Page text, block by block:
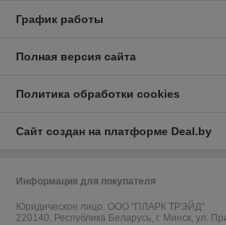
График работы
Полная версия сайта
Политика обработки cookies
Сайт создан на платформе Deal.by
Информация для покупателя
Юридическое лицо: ООО "ПЛАРК ТРЭЙД"
220140, Республика Беларусь, г. Минск, ул.